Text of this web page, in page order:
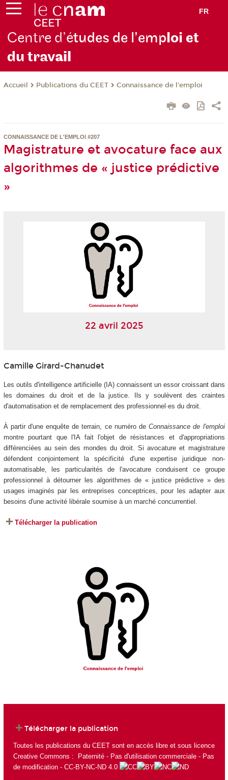
FR
Centre d’études de l’emploi et
du travail
Accueil Publications du CEET Connaissance de l'emploi
CONNAISSANCE DE L'EMPLOI #207
Magistrature et avocature face aux
algorithmes de « justice prédictive
»
22 avril 2025
Camille Girard-Chanudet
Les outils d'intelligence artificielle (IA) connaissent un essor croissant dans
les domaines du droit et de la justice. Ils y soulèvent des craintes
d'automatisation et de remplacement des professionnel·es du droit.
À partir d'une enquête de terrain, ce numéro deConnaissance de l'emploi
montre pourtant que l'IA fait l'objet de résistances et d'appropriations
différenciées au sein des mondes du droit. Si avocature et magistrature
défendent conjointement la spécificité d'une expertise juridique non-
automatisable, les particularités de l'avocature conduisent ce groupe
professionnel à détourner les algorithmes de « justice prédictive » des
usages imaginés par les entreprises conceptrices, pour les adapter aux
besoins d'une activité libérale soumise à un marché concurrentiel.
Télécharger la publication
Télécharger la publication
Toutes les publications du CEET sont en accès libre et sous licence
Creative Commons : Paternité - Pas d'utilisation commerciale - Pas
de modification - CC-BY-NC-ND 4.0